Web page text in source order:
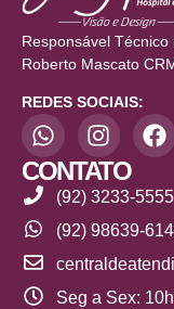
Responsável
Roberto Mascato
REDES SOCIAIS:
CONTATO
(92) 3233-5555
(92) 98639-
Seg a Sex: